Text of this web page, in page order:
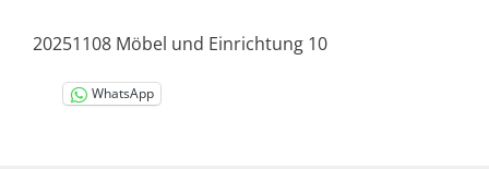
20251108 Möbel und Einrichtung 10
WhatsApp